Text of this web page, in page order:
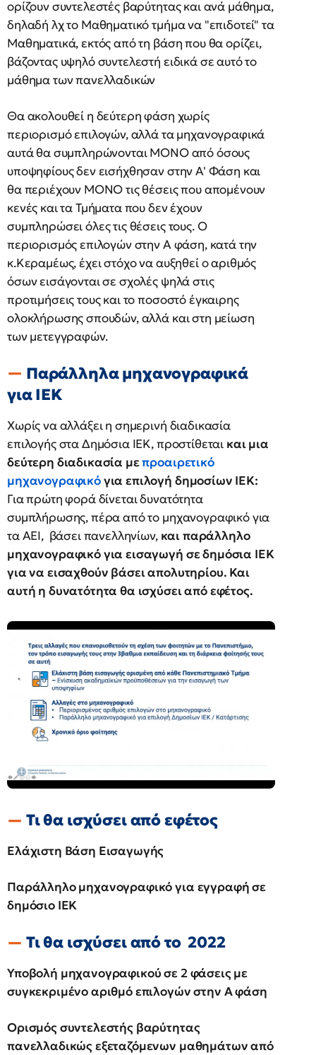
ορίζουν συντελεστές βαρύτητας και ανά μάθημα,
δηλαδή λχ το Μαθηματικό τμήμα να "επιδοτεί" τα
Μαθηματικά, εκτός από τη βάση που θα ορίζει,
βάζοντας υψηλό συντελεστή ειδικά σε αυτό το
μάθημα των πανελλαδικών
Θα ακολουθεί η δεύτερη φάση χωρίς
περιορισμό επιλογών, αλλά τα μηχανογραφικά
αυτά θα συμπληρώνονται ΜΟΝΟ από όσους
υποψηφίους δεν εισήχθησαν στην Α' Φάση και
θα περιέχουν ΜΟΝΟ τις θέσεις που απομένουν
κενές και τα Τμήματα που δεν έχουν
συμπληρώσει όλες τις θέσεις τους. Ο
περιορισμός επιλογών στην Α φάση, κατά την
κ.Κεραμέως, έχει στόχο να αυξηθεί ο αριθμός
όσων εισάγονται σε σχολές ψηλά στις
προτιμήσεις τους και το ποσοστό έγκαιρης
ολοκλήρωσης σπουδών, αλλά και στη μείωση
των μετεγγραφών.
Παράλληλα μηχανογραφικά
για ΙΕΚ
Χωρίς να αλλάξει η σημερινή διαδικασία
επιλογής στα Δημόσια ΙΕΚ, προστίθεται και μια
δεύτερη διαδικασία μεπροαιρετικό
μηχανογραφικόγια επιλογή δημοσίων ΙΕΚ:
Για πρώτη φορά δίνεται δυνατότητα
συμπλήρωσης, πέρα από το μηχανογραφικό για
τα ΑΕΙ, βάσει πανελληνίων, και παράλληλο
μηχανογραφικό για εισαγωγή σε δημόσια ΙΕΚ
για να εισαχθούν βάσει απολυτηρίου. Και
αυτή η δυνατότητα θα ισχύσει από εφέτος.
Τι θα ισχύσει από εφέτος
Ελάχιστη Βάση Εισαγωγής
Παράλληλο μηχανογραφικό για εγγραφή σε
δημόσιο ΙΕΚ
Τι θα ισχύσει από το 2022
Υποβολή μηχανογραφικού σε 2 φάσεις με
συγκεκριμένο αριθμό επιλογών στην Α φάση
Ορισμός συντελεστής βαρύτητας
πανελλαδικώς εξεταζόμενων μαθημάτων από